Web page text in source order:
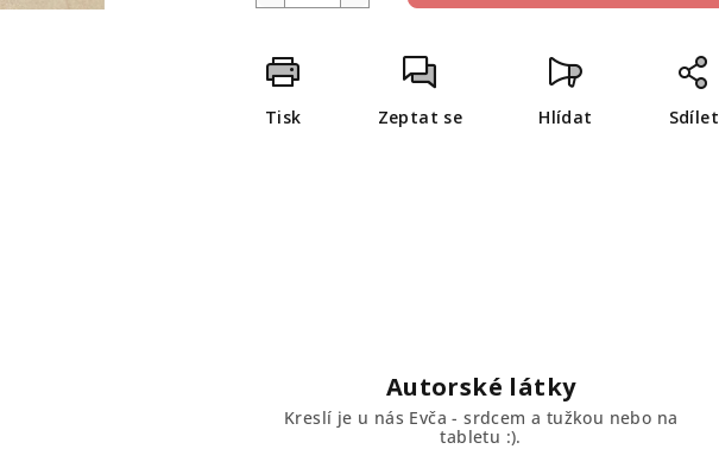
Tisk Zeptat se Hlídat Sdílet
Autorské látky
Kreslí je u nás Evča - srdcem a tužkou nebo na
tabletu :).